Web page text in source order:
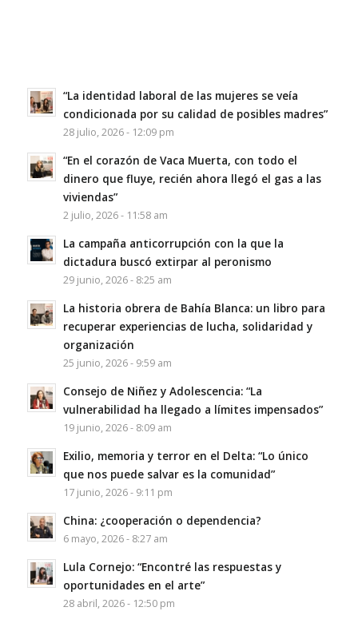
“La identidad laboral de las mujeres se veía
condicionada por su calidad de posibles madres”
28 julio, 2026 - 12:09 pm
“En el corazón de Vaca Muerta, con todo el
dinero que fluye, recién ahora llegó el gas a las
viviendas”
2 julio, 2026 - 11:58 am
La campaña anticorrupción con la que la
dictadura buscó extirpar al peronismo
29 junio, 2026 - 8:25 am
La historia obrera de Bahía Blanca: un libro para
recuperar experiencias de lucha, solidaridad y
organización
25 junio, 2026 - 9:59 am
Consejo de Niñez y Adolescencia: “La
vulnerabilidad ha llegado a límites impensados”
19 junio, 2026 - 8:09 am
Exilio, memoria y terror en el Delta: “Lo único
que nos puede salvar es la comunidad”
17 junio, 2026 - 9:11 pm
China: ¿cooperación o dependencia?
6 mayo, 2026 - 8:27 am
Lula Cornejo: “Encontré las respuestas y
oportunidades en el arte”
28 abril, 2026 - 12:50 pm